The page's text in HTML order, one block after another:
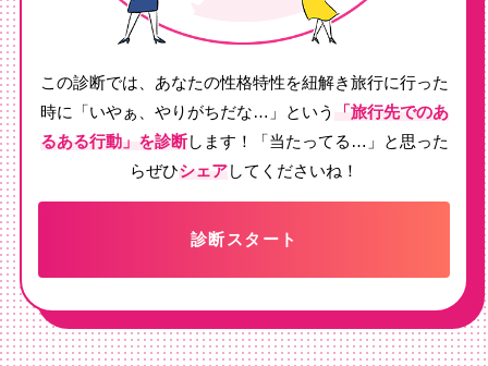
この診断では、あなたの性格特性を紐解き旅行に行った
時に「いやぁ、やりがちだな…」という
「旅行先でのあ
るある行動」を診断します！
「当たってる…」と思った
らぜひシェアしてくださいね！
診断スタート